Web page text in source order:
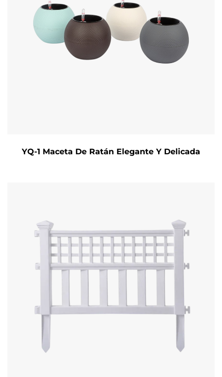
YQ-1 Maceta De Ratán Elegante Y Delicada